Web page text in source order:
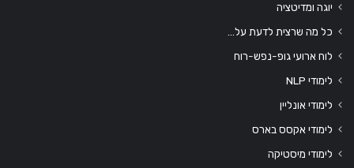
יוגה ומדיטציה
כל מה שרצית לדעת על…
לוח ארועי גופ-נפש-רוח
לימודי NLP
לימודי אונליין
לימודי אקסס בארס
לימודי מיסטיקה